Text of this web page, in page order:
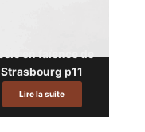
Strasbourg p11
Lire la suite